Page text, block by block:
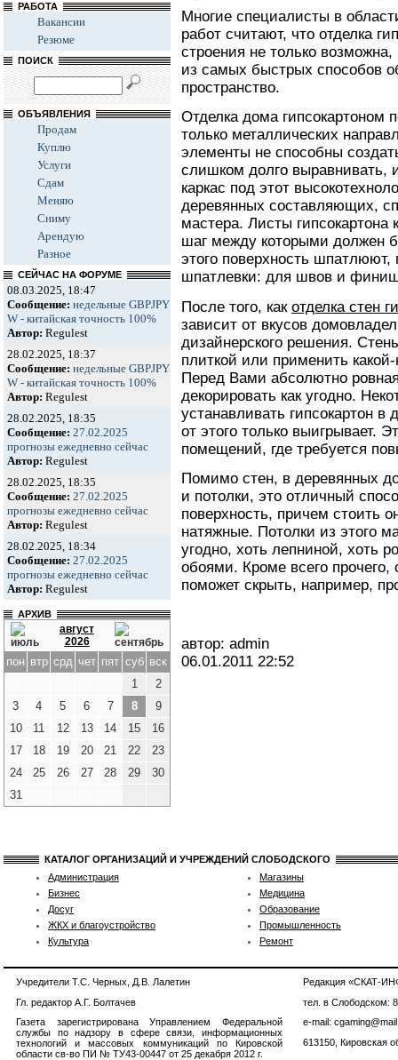
РАБОТА
Вакансии
Резюме
ПОИСК
ОБЪЯВЛЕНИЯ
Продам
Куплю
Услуги
Сдам
Меняю
Сниму
Арендую
Разное
СЕЙЧАС НА ФОРУМЕ
08.03.2025, 18:47
Сообщение: недельные GBPJPY
W - китайская точность 100%
Автор: Regulest
28.02.2025, 18:37
Сообщение: недельные GBPJPY
W - китайская точность 100%
Автор: Regulest
28.02.2025, 18:35
Сообщение: 27.02.2025
прогнозы ежедневно сейчас
Автор: Regulest
28.02.2025, 18:35
Сообщение: 27.02.2025
прогнозы ежедневно сейчас
Автор: Regulest
28.02.2025, 18:34
Сообщение: 27.02.2025
прогнозы ежедневно сейчас
Автор: Regulest
АРХИВ
август
2026
пон втр срд чет пят суб вск
1
2
3
4 5 6 7 8
9
10
11 12 13 14 15
16
17
18 19 20 21 22
23
24
25 26 27 28 29
30
31
Многие специалисты в
работ считают, что отделка
строения не только
из самых быстрых способов
пространство.
Отделка дома гипсокартоном
только металлических
элементы не способны
слишком долго выравнивать,
каркас под этот
деревянных составляющих,
мастера. Листы
шаг между которыми должен
этого поверхность
шпатлевки: для швов и
После того, как отделка стен
зависит от вкусов
дизайнерского решения.
плиткой или применить
Перед Вами абсолютно
декорировать как угодно.
устанавливать гипсокартон в
от этого только выигрывает.
помещений, где требуется
Помимо стен, в деревянных
и потолки, это отличный
поверхность, причем стоить
натяжные. Потолки из этого
угодно, хоть лепниной, хоть
обоями. Кроме всего прочего,
поможет скрыть, например,
автор: admin
06.01.2011 22:52
КАТАЛОГ ОРГАНИЗАЦИЙ И УЧРЕЖДЕНИЙ СЛОБОДСКОГО
Администрация
Бизнес
Досуг
ЖКХ и благоустройство
Культура
Магазины
Медицина
Образование
Промышленность
Ремонт
Учредители Т.С. Черных, Д.В. Лалетин
Гл. редактор А.Г. Болтачев
Газета зарегистрирована Управлением Федеральной
службы по надзору в сфере связи, информационных
технологий и массовых коммуникаций по Кировской
области св-во ПИ № ТУ43-00447 от 25 декабря 2012 г.
Редакция «СКАТ-
тел. в Слободском:
e-mail:
613150, Кировская